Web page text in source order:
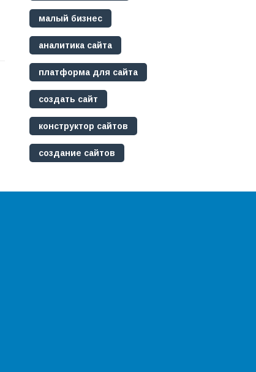
малый бизнес
аналитика сайта
платформа для сайта
создать сайт
конструктор сайтов
создание сайтов